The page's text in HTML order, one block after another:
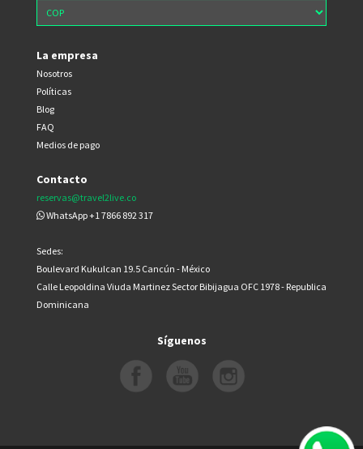
La empresa
Nosotros
Políticas
Blog
FAQ
Medios de pago
Contacto
reservas@travel2live.co
WhatsApp +1 7866 892 317
Sedes:
Boulevard Kukulcan 19.5 Cancún - México
Calle Leopoldina Viuda Martinez Sector Bibijagua OFC 1978 - Republica
Dominicana
Síguenos